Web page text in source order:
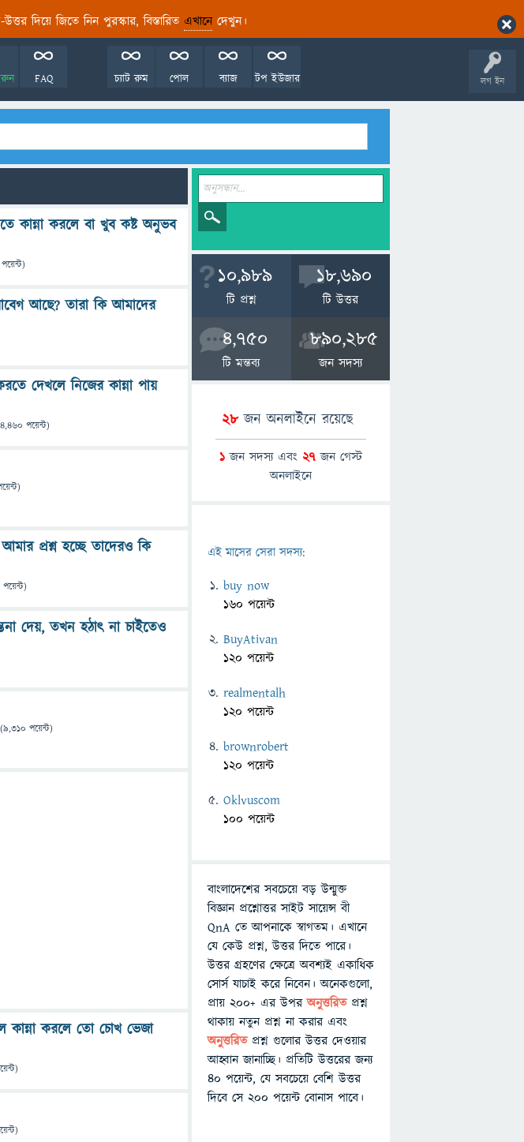
দিয়ে জিতে নিন পুরস্কার, বিস্তারিত এখানেদেখুন।
লগ ইন
FAQ টপ ইউজার
ব্যাজ
পোল
চ্যাট রুম
কান্না করলে বা খুব কষ্ট অনুভব
পয়েন্ট)
আছে? তারা কি আমাদের
দেখলে নিজের কান্না পায়
4,460 পয়েন্ট)
প্রশ্ন হচ্ছে তাদেরও কি
পয়েন্ট)
দেয়, তখন হঠাৎ না চাইতেও
(9,310 পয়েন্ট)
কান্না করলে তো চোখ ভেজা
10,989
টি প্রশ্ন
18,690
টি উত্তর
4,750
টি মন্তব্য
890,285
জন সদস্য
28জন অনলাইনে রয়েছে
1 জন সদস্য এবং 27 জন গেস্ট
অনলাইনে
এই মাসের সেরা সদস্য:
buy now
160 পয়েন্ট
BuyAtivan
120 পয়েন্ট
realmentalh
120 পয়েন্ট
brownrobert
120 পয়েন্ট
Oklvuscom
100 পয়েন্ট
বাংলাদেশের সবচেয়ে বড় উন্মুক্ত
বিজ্ঞান প্রশ্নোত্তর সাইট সায়েন্স বী
QnA তে আপনাকে স্বাগতম। এখানে
যে কেউ প্রশ্ন, উত্তর দিতে পারে।
উত্তর গ্রহণের ক্ষেত্রে অবশ্যই একাধিক
সোর্স যাচাই করে নিবেন। অনেকগুলো,
প্রায় ২০০+ এর উপরঅনুত্তরিতপ্রশ্ন
থাকায় নতুন প্রশ্ন না করার এবং
অনুত্তরিত প্রশ্ন গুলোর উত্তর দেওয়ার
আহ্বান জানাচ্ছি। প্রতিটি উত্তরের জন্য
৪০ পয়েন্ট, যে সবচেয়ে বেশি উত্তর
দিবে সে ২০০ পয়েন্ট বোনাস পাবে।